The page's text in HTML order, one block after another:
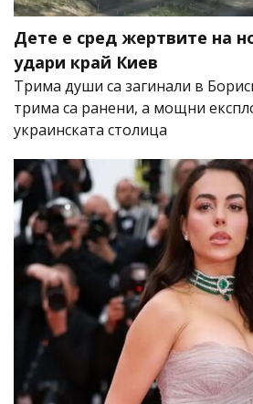
Дете е сред жертвите на
удари край Киев
Трима души са загинали в
трима са ранени, а мощни
украинската столица